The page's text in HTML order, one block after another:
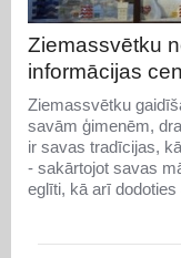
Ziemassvētku
informācijas
Ziemassvētku
savām ģimenēm,
ir savas tradīcijas,
- sakārtojot savas
eglīti, kā arī